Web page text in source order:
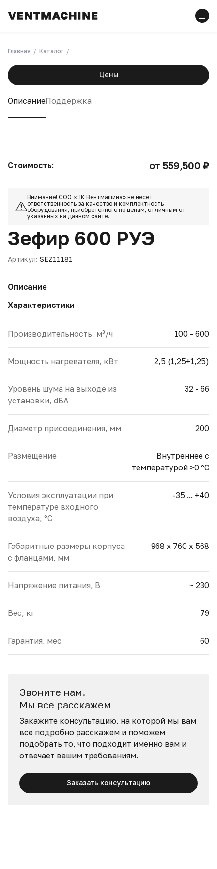
Главная Каталог
ОписаниеПоддержка
Цены
Стоимость: от 559,500 ₽
Внимание! ООО «ПК Вентмашина» не несет
ответственность за качество и комплектность
оборудования, приобретенного по ценам, отличным от
указанных на данном сайте.
Зефир 600 РУЭ
Артикул: SEZ11181
Описание
Характеристики
Производительность, м³/ч 100 - 600
Мощность нагревателя, кВт 2,5 (1,25+1,25)
Уровень шума на выходе из
установки, dBA
32 - 66
Диаметр присоединения, мм 200
Размещение
Внутреннее с
температурой >0 ºС
Условия эксплуатации при
температуре входного
воздуха, °С
-35 ... +40
Габаритные размеры корпуса
с фланцами, мм
968 х 760 х 568
Напряжение питания, В ~ 230
Вес, кг 79
Гарантия, мес 60
Звоните нам.
Мы все расскажем
Закажите консультацию, на которой мы вам
все подробно расскажем и поможем
подобрать то, что подходит именно вам и
отвечает вашим требованиям.
Заказать консультацию